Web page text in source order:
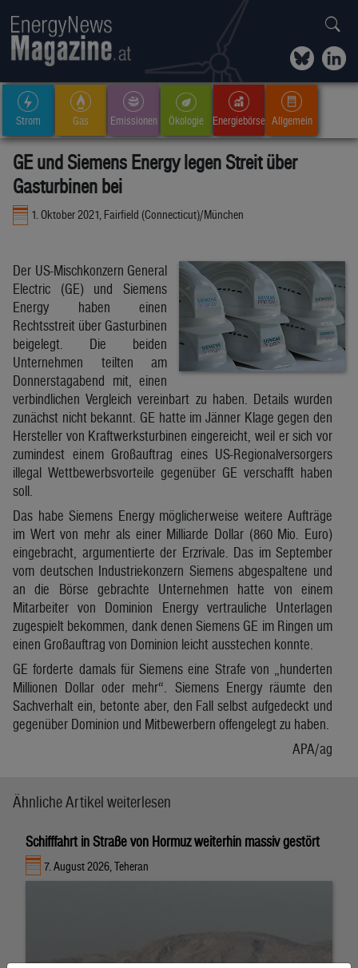
Strom Gas Emissionen Ökologie Energiebörse Allgemein
GE und Siemens Energy legen Streit über
Gasturbinen bei
1. Oktober 2021, Fairfield (Connecticut)/München
Der US-Mischkonzern General
Electric (GE) und Siemens
Energy haben einen
Rechtsstreit über Gasturbinen
beigelegt. Die beiden
Unternehmen teilten am
Donnerstagabend mit, einen
verbindlichen Vergleich vereinbart zu haben. Details wurden
zunächst nicht bekannt. GE hatte im Jänner Klage gegen den
Hersteller von Kraftwerksturbinen eingereicht, weil er sich vor
zumindest einem Großauftrag eines US-Regionalversorgers
illegal Wettbewerbsvorteile gegenüber GE verschafft haben
soll.
Das habe Siemens Energy möglicherweise weitere Aufträge
im Wert von mehr als einer Milliarde Dollar (860 Mio. Euro)
eingebracht, argumentierte der Erzrivale. Das im September
vom deutschen Industriekonzern Siemens abgespaltene und
an die Börse gebrachte Unternehmen hatte von einem
Mitarbeiter von Dominion Energy vertrauliche Unterlagen
zugespielt bekommen, dank denen Siemens GE im Ringen um
einen Großauftrag von Dominion leicht ausstechen konnte.
GE forderte damals für Siemens eine Strafe von „hunderten
Millionen Dollar oder mehr“. Siemens Energy räumte den
Sachverhalt ein, betonte aber, den Fall selbst aufgedeckt und
gegenüber Dominion und Mitbewerbern offengelegt zu haben.
APA/ag
Ähnliche Artikel weiterlesen
Schifffahrt in Straße von Hormuz weiterhin massiv gestört
7. August 2026, Teheran